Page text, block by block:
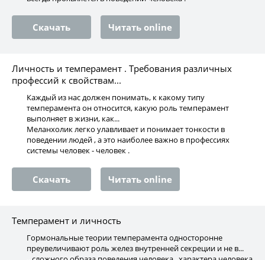
Скачать Читать online
Личность и темперамент . Требования различных
профессий к свойствам...
Каждый из нас должен понимать, к какому типу
темперамента он относится, какую роль темперамент
выполняет в жизни, как...
Меланхолик легко улавливает и понимает тонкости в
поведении людей , а это наиболее важно в профессиях
системы человек - человек .
Скачать Читать online
Темперамент и личность
Гормональные теории темперамента односторонне
преувеличивают роль желез внутренней секреции и не в...